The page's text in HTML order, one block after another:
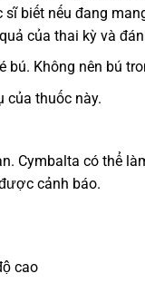
biết nếu đang
của thai kỳ và
bú. Không nên bú
thuốc này.
Cymbalta có thể
cảnh báo.
cao